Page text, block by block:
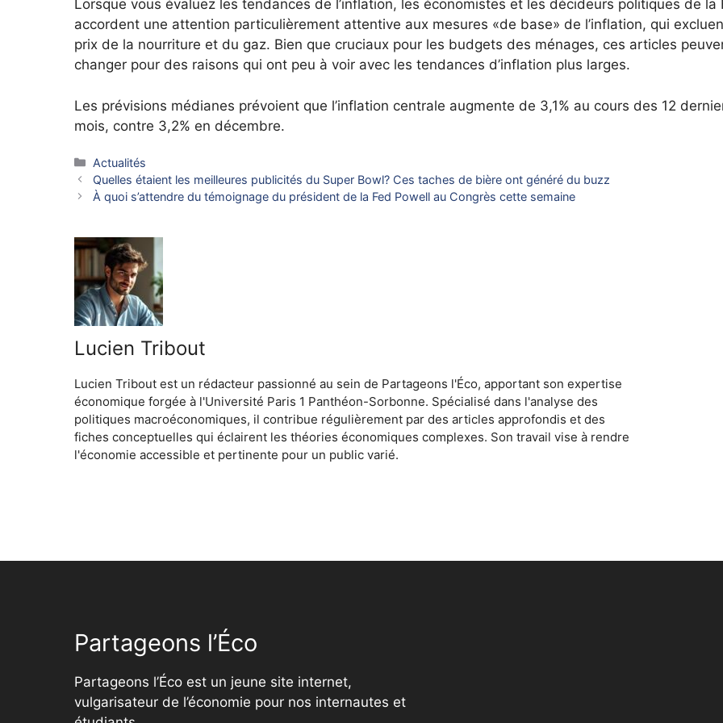
Lorsque vous évaluez les tendances de l’inflation, les économistes et les décideurs politiques de la
accordent une attention particulièrement attentive aux mesures «de base» de l’inflation, qui
prix de la nourriture et du gaz. Bien que cruciaux pour les budgets des ménages, ces articles
changer pour des raisons qui ont peu à voir avec les tendances d’inflation plus larges.
Les prévisions médianes prévoient que l’inflation centrale augmente de 3,1% au cours des 12
mois, contre 3,2% en décembre.
Catégories
Actualités
Quelles étaient les meilleures publicités du Super Bowl? Ces taches de bière ont généré du buzz
À quoi s’attendre du témoignage du président de la Fed Powell au Congrès cette semaine
Lucien Tribout
Lucien Tribout est un rédacteur passionné au sein de Partageons l'Éco, apportant son expertise
économique forgée à l'Université Paris 1 Panthéon-Sorbonne. Spécialisé dans l'analyse des
politiques macroéconomiques, il contribue régulièrement par des articles approfondis et des
fiches conceptuelles qui éclairent les théories économiques complexes. Son travail vise à rendre
l'économie accessible et pertinente pour un public varié.
Partageons l’Éco
Partageons l’Éco est un jeune site internet,
vulgarisateur de l’économie pour nos internautes et